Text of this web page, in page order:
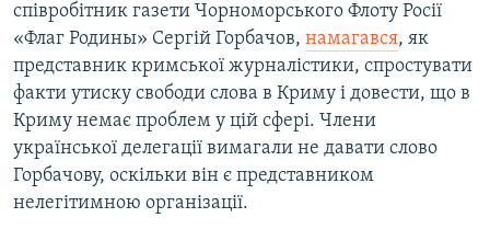
співробітник газети Чорноморського Флоту Росії
«Флаг Родины» Сергій Горбачов, намагався, як
представник кримської журналістики, спростувати
факти утиску свободи слова в Криму і довести, що в
Криму немає проблем у цій сфері. Члени
української делегації вимагали не давати слово
Горбачову, оскільки він є представником
нелегітимною організації.